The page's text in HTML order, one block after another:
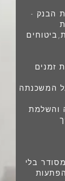
הבנק -
זמנים
המשכנתה
והשלמת
בלי